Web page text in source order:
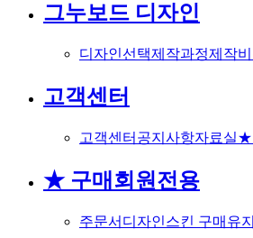
그누보드 디자인
디자인선택제작과정제작
고객센터
고객센터 공지사항자료실★
★ 구매회원전용
주문서 디자인스킨 구매 유